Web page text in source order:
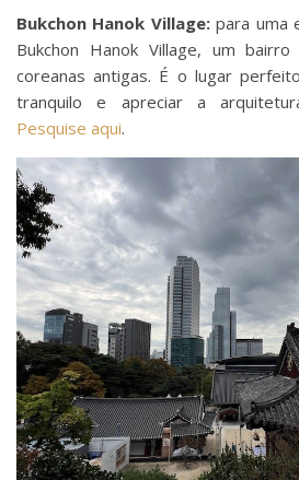
Bukchon Hanok Village:para uma
Bukchon Hanok Village, um
coreanas antigas. É o lugar
tranquilo e apreciar a
Pesquise aqui.